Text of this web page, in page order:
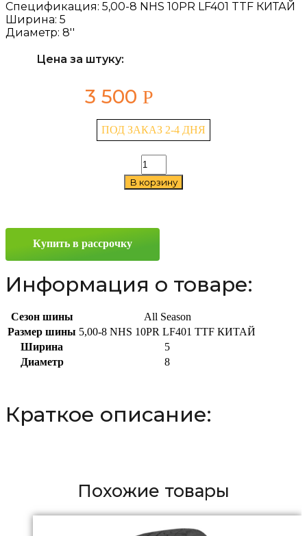
Спецификация: 5,00-8 NHS 10PR LF401 TTF КИТАЙ
Ширина: 5
Диаметр: 8''
Цена за штуку:
3 500 Р
ПОД ЗАКАЗ 2-4 ДНЯ
Количество
товара
LingLong
В корзину
Купить в рассрочку
Информация о товаре:
Сезон шины
All Season
Размер шины 5,00-8 NHS 10PR LF401 TTF КИТАЙ
Ширина
5
Диаметр
8
Краткое описание:
Похожие товары